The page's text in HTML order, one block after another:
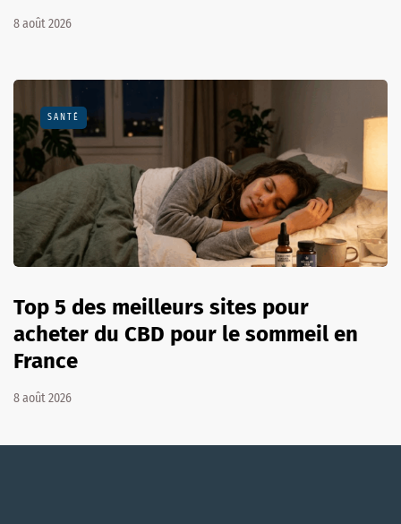
8 août 2026
SANTÉ
Top 5 des meilleurs sites pour
acheter du CBD pour le sommeil en
France
8 août 2026